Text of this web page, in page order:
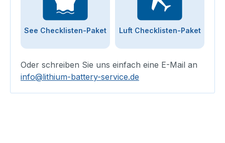
See Checklisten-Paket Luft Checklisten-Paket
Oder schreiben Sie uns einfach eine E-Mail an
info@lithium-battery-service.de